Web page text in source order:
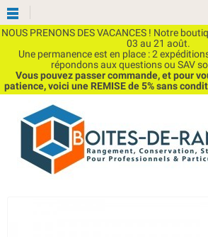
NOUS PRENONS DES VACANCES ! Notre
03 au 21 août.
Une permanence est en place : 2
répondons aux questions ou SAV
Vous pouvez passer commande, et pour
patience, voici une REMISE de 5% sans